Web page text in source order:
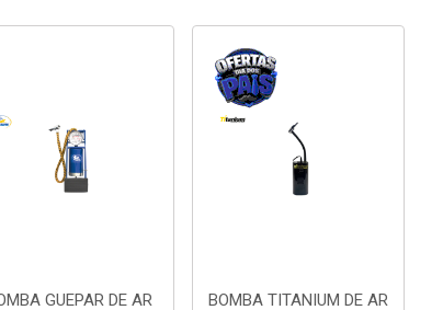
GUEPAR DE AR
BOMBA TITANIUM DE AR